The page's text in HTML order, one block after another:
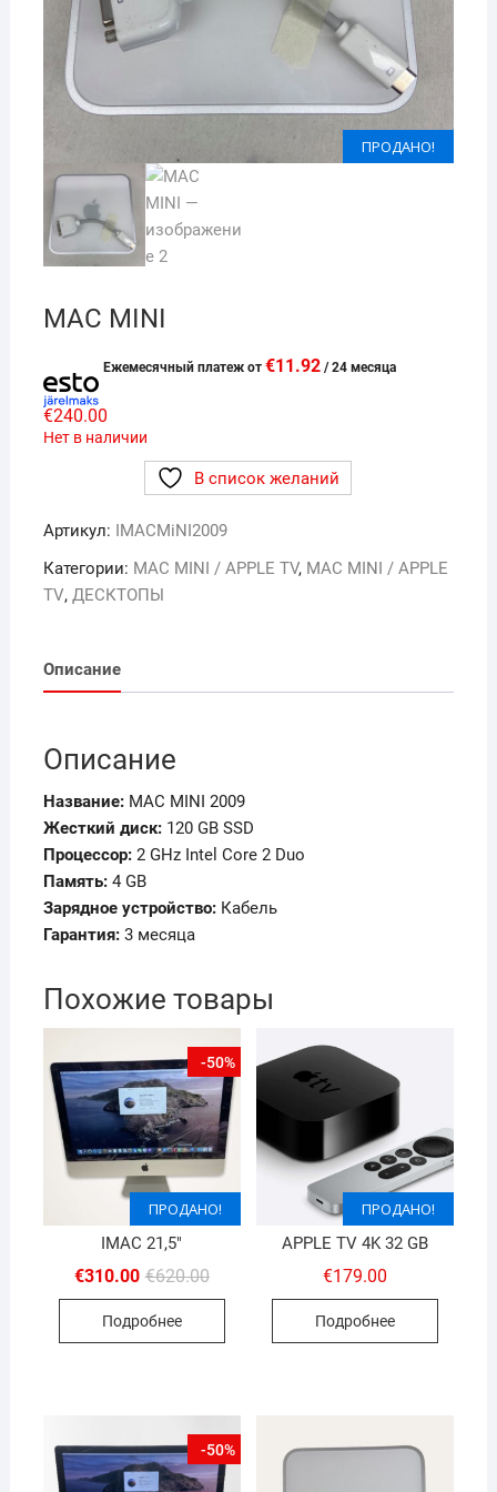
ПРОДАНО!
ПРОДАНО!
MAC MINI
Eжемесячный платеж от €11.92/ 24 месяца
€240.00
Нет в наличии
В список желаний
Артикул: IMACMiNI2009
Категории: MAC MINI / APPLE TV, MAC MINI / APPLE
TV, ДЕСКТОПЫ
Описание
Описание
Название: MAC MINI 2009
Жесткий диск: 120 GB SSD
Процессор: 2 GHz Intel Core 2 Duo
Память: 4 GB
Зарядное устройство:Кабель
Гарантия: 3 месяца
Похожие товары
-50%
ПРОДАНО!
IMAC 21,5″
€620.00Первоначальная
€310.00
Текущая
Подробнее
ПРОДАНО!
APPLE TV 4K 32 GB
€179.00
Подробнее
-50%